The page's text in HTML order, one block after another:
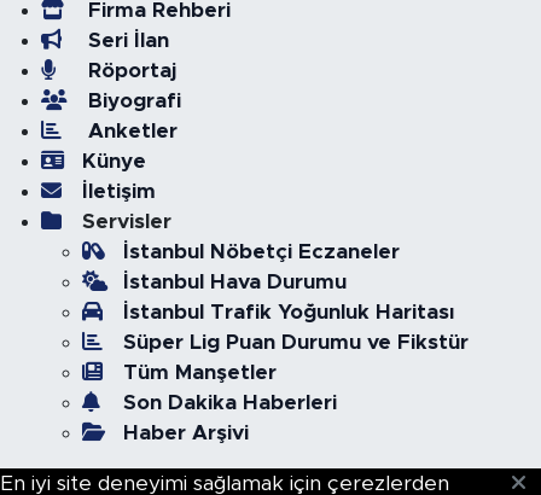
Firma Rehberi
Seri İlan
Röportaj
Biyografi
Anketler
Künye
İletişim
Servisler
İstanbul Nöbetçi Eczaneler
İstanbul Hava Durumu
İstanbul Trafik Yoğunluk Haritası
Süper Lig Puan Durumu ve Fikstür
Tüm Manşetler
Son Dakika Haberleri
Haber Arşivi
En iyi site deneyimi sağlamak için çerezlerden